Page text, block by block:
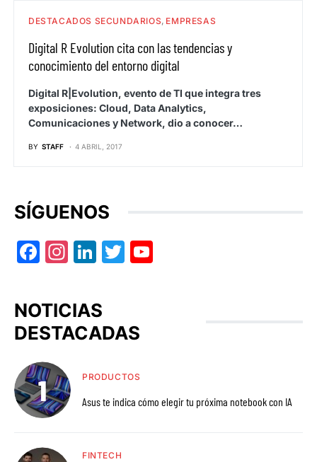
DESTACADOS SECUNDARIOS EMPRESAS
Digital R Evolution cita con las tendencias y
conocimiento del entorno digital
Digital R|Evolution, evento de TI que integra tres
exposiciones: Cloud, Data Analytics,
Comunicaciones y Network, dio a conocer…
BY STAFF 4 ABRIL, 2017
SÍGUENOS
Facebook
Instagram
LinkedIn
Twitter
NOTICIAS
DESTACADAS
PRODUCTOS
Asus te indica cómo elegir tu próxima notebook con IA
FINTECH